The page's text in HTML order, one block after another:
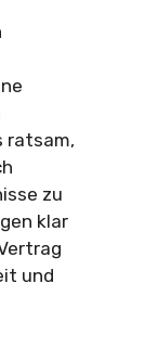
ratsam,
zu
klar
und